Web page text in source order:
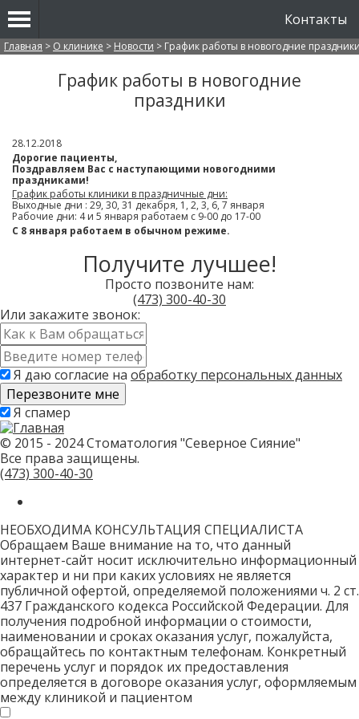
Контакты
Вы здесь
Главная > О клинике > Новости > График работы в новогодние
График работы в новогодние
праздники
28.12.2018
Дорогие пациенты,
Поздравляем Вас с наступающими новогодними
праздниками!
График работы клиники в праздничные дни:
Выходные дни : 29, 30, 31 декабря, 1, 2, 3, 6, 7 января
Рабочие дни: 4 и 5 января работаем с 9-00 до 17-00
С 8 января работаем в обычном режиме.
Получите лучшее!
Просто позвоните нам:
(473) 300-40-30
Или закажите звонок:
Имя
*Контактный
телефон
* Я даю согласие на обработку персональных данных
Скажите,
привет!
Пожалуйста,
не
заполняйте
это
CAPTCHA
для
роботов!
Я спамер
© 2015 - 2024 Стоматология "Северное Сияние"
Все права защищены.
(473) 300-40-30
НЕОБХОДИМА КОНСУЛЬТАЦИЯ СПЕЦИАЛИСТА
Обращаем Ваше внимание на то, что данный
интернет-сайт носит исключительно информационный
характер и ни при каких условиях не является
публичной офертой, определяемой положениями ч. 2 ст.
437 Гражданского кодекса Российской Федерации. Для
получения подробной информации о стоимости,
наименовании и сроках оказания услуг, пожалуйста,
обращайтесь по контактным телефонам. Конкретный
перечень услуг и порядок их предоставления
определяется в договоре оказания услуг, оформляемым
между клиникой и пациентом